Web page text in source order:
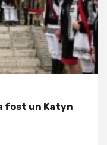
fost un Katyn